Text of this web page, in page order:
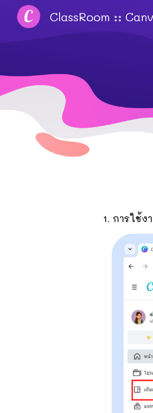
ClassRoom ::
1.การใช้ง